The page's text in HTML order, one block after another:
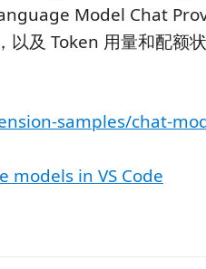
Model Chat
以及 Token 用量和配额
samples/chat-
models in VS Code